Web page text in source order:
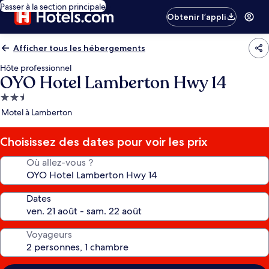
Passer à la section principale
Obtenir l’appli
Afficher tous les hébergements
Hôte professionnel
OYO Hotel Lamberton Hwy 14
Hébergement
2.5 étoiles
Motel à Lamberton
Choisissez des dates pour voir les prix
Où allez-vous ?
Dates
Voyageurs